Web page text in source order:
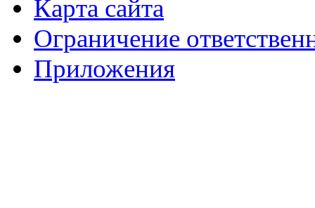
Карта сайта
Ограничение
Приложения